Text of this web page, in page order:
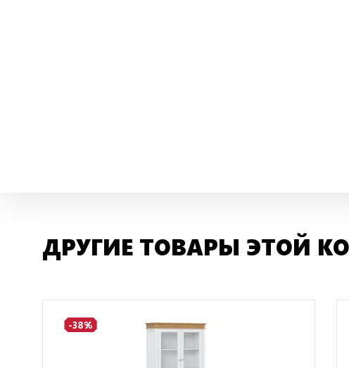
ДРУГИЕ ТОВАРЫ ЭТОЙ
-38%